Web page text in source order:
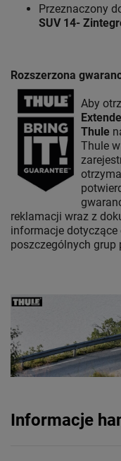
Przeznaczony
SUV 14-
Rozszerzona
Aby
Thule
Thule
reklamacji wraz z
informacje dotyczące
poszczególnych
Informacje